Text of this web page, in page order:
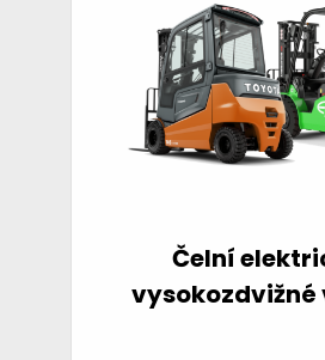
Čelní
vysokozdvižné